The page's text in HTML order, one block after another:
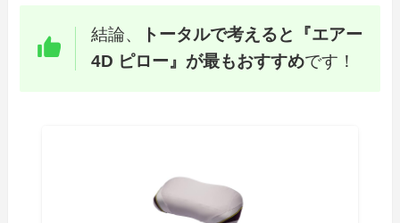
結論、
トータルで考えると『エアー
4D ピロー』が最もおすすめです！